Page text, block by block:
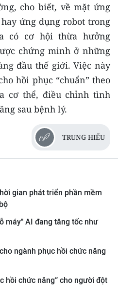
cho biết, về mặt ứng
ứng dụng robot trong
có cơ hội thừa hưởng
chứng minh ở những
đầu thế giới. Việc này
hồi phục “chuẩn” theo
cơ thể, điều chỉnh tình
sau bệnh lý.
TRUNG HIẾU
gian phát triển phần mềm
máy" AI đang tăng tốc như
ngành phục hồi chức năng
hồi chức năng” cho người đột